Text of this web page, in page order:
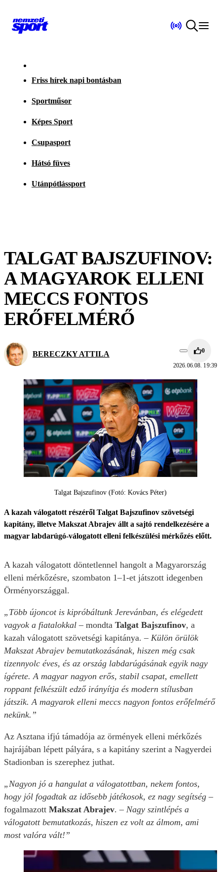
Friss hírek napi bontásban
Sportműsor
Képes Sport
Csupasport
Hátsó füves
Utánpótlássport
TALGAT BAJSZUFINOV:
A MAGYAROK ELLENI
MECCS FONTOS
ERŐFELMÉRŐ
BERECZKY ATTILA 0
2026.06.08. 19:39
Talgat Bajszufinov (Fotó: Kovács Péter)
A kazah válogatott részéről Talgat Bajszufinov szövetségi
kapitány, illetve Makszat Abrajev állt a sajtó rendelkezésére a
magyar labdarúgó-válogatott elleni felkészülési mérkőzés előtt.
A kazah válogatott döntetlennel hangolt a Magyarország
elleni mérkőzésre, szombaton 1–1-et játszott idegenben
Örményországgal.
„Több újoncot is kipróbáltunk Jerevánban, és elégedett
vagyok a fiatalokkal – mondta Talgat Bajszufinov, a
kazah válogatott szövetségi kapitánya. – Külön örülök
Makszat Abrajev bemutatkozásának, hiszen még csak
tizennyolc éves, és az ország labdarúgásának egyik nagy
ígérete. A magyar nagyon erős, stabil csapat, emellett
roppant felkészült edző irányítja és modern stílusban
játszik. A magyarok elleni meccs nagyon fontos erőfelmérő
nekünk.”
Az Asztana ifjú támadója az örmények elleni mérkőzés
hajrájában lépett pályára, s a kapitány szerint a Nagyerdei
Stadionban is szerephez juthat.
„Nagyon jó a hangulat a válogatottban, nekem fontos,
hogy jól fogadtak az idősebb játékosok, ez nagy segítség –
fogalmazott Makszat Abrajev. – Nagy szintlépés a
válogatott bemutatkozás, hiszen ez volt az álmom, ami
most valóra vált!”